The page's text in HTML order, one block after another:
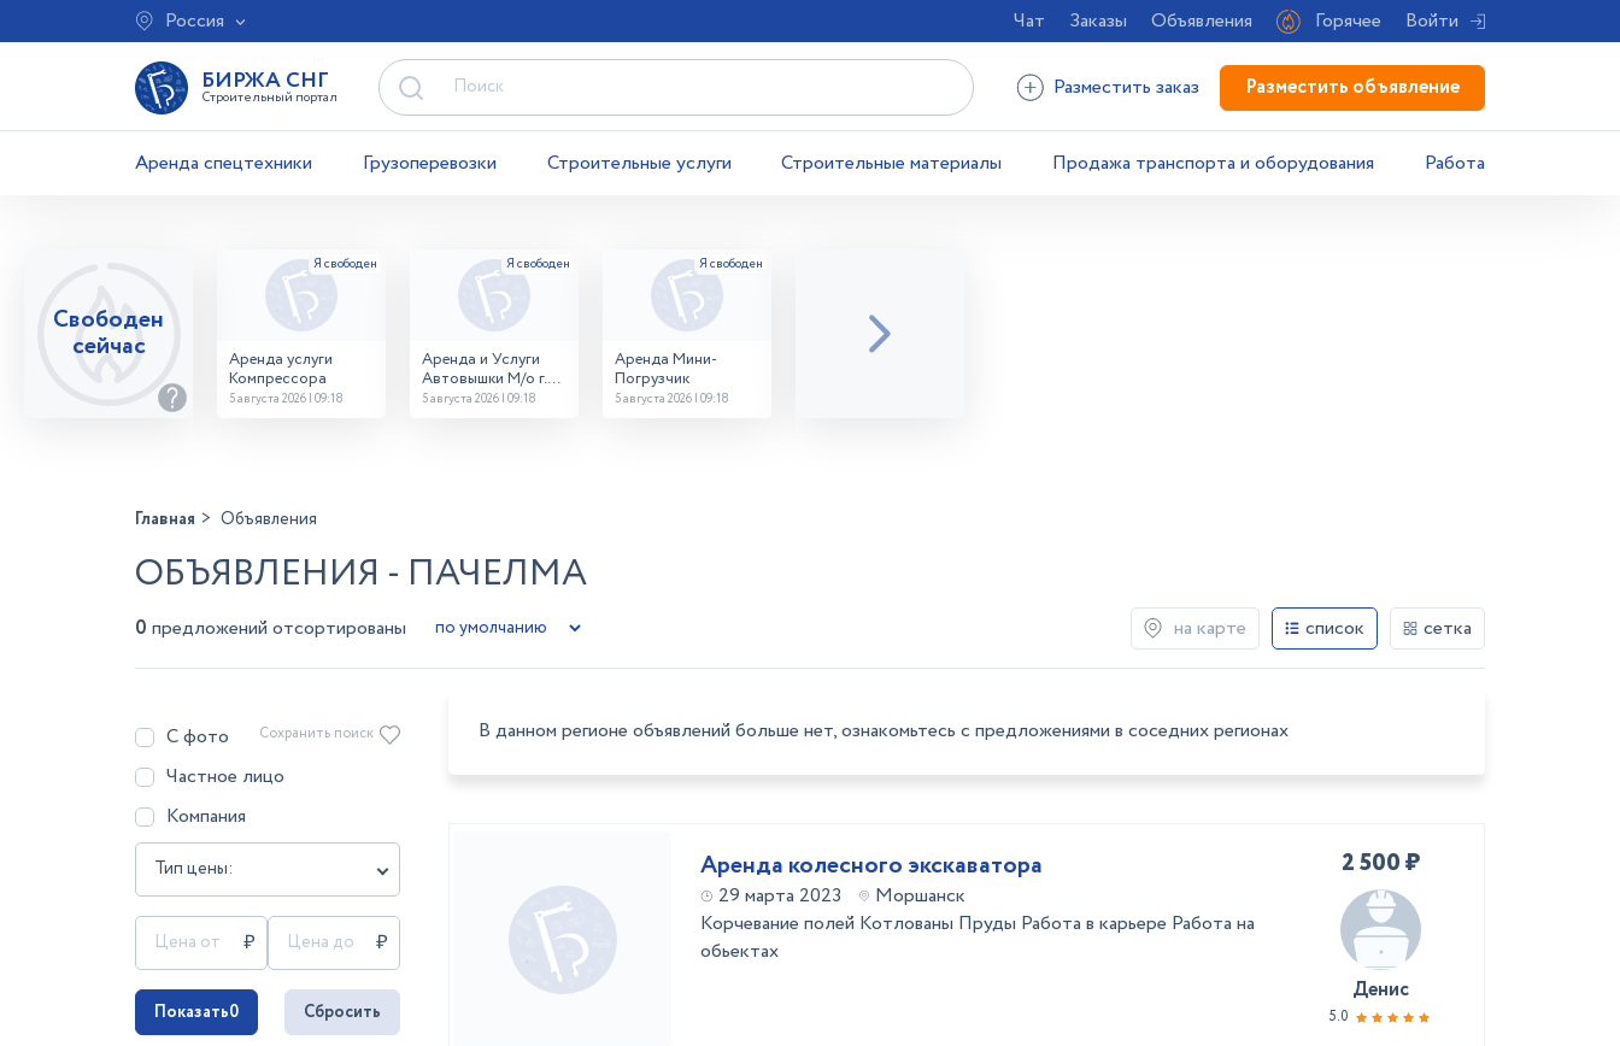
Россия Чат Заказы Объявления Горячее Войти
БИРЖА СНГ
Строительный портал Разместить заказ Разместить объявление
Аренда спецтехники Грузоперевозки Строительные услуги Строительные материалы Продажа транспорта и оборудования Работа
Свободен
сейчас
Аренда услуги
Компрессора
5 августа 2026 | 09:18
Аренда и Услуги
Автовышки М/о г.
Домодедово
5 августа 2026 | 09:18
Аренда Мини-
Погрузчик
5 августа 2026 | 09:18
Главная Объявления
ОБЪЯВЛЕНИЯ - ПАЧЕЛМА
0 предложений отсортированы на карте список сетка
С фото
Частное лицо
Компания
Тип цены:
Сохранить поиск
Показать0 Сбросить
В данном регионе объявлений больше нет, ознакомьтесь с предложениями в соседних регионах
Аренда колесного экскаватора
29 марта 2023
Моршанск
Корчевание полей Котлованы Пруды Работа в карьере Работа на
обьектах
2 500 ₽
Денис
5.0